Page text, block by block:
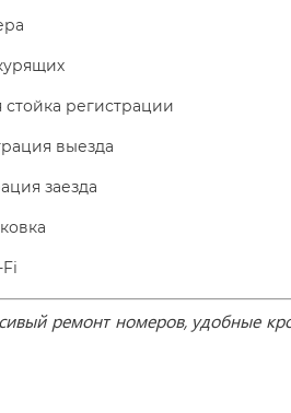
стойка регистрации
выезда
заезда
ремонт номеров, удобные